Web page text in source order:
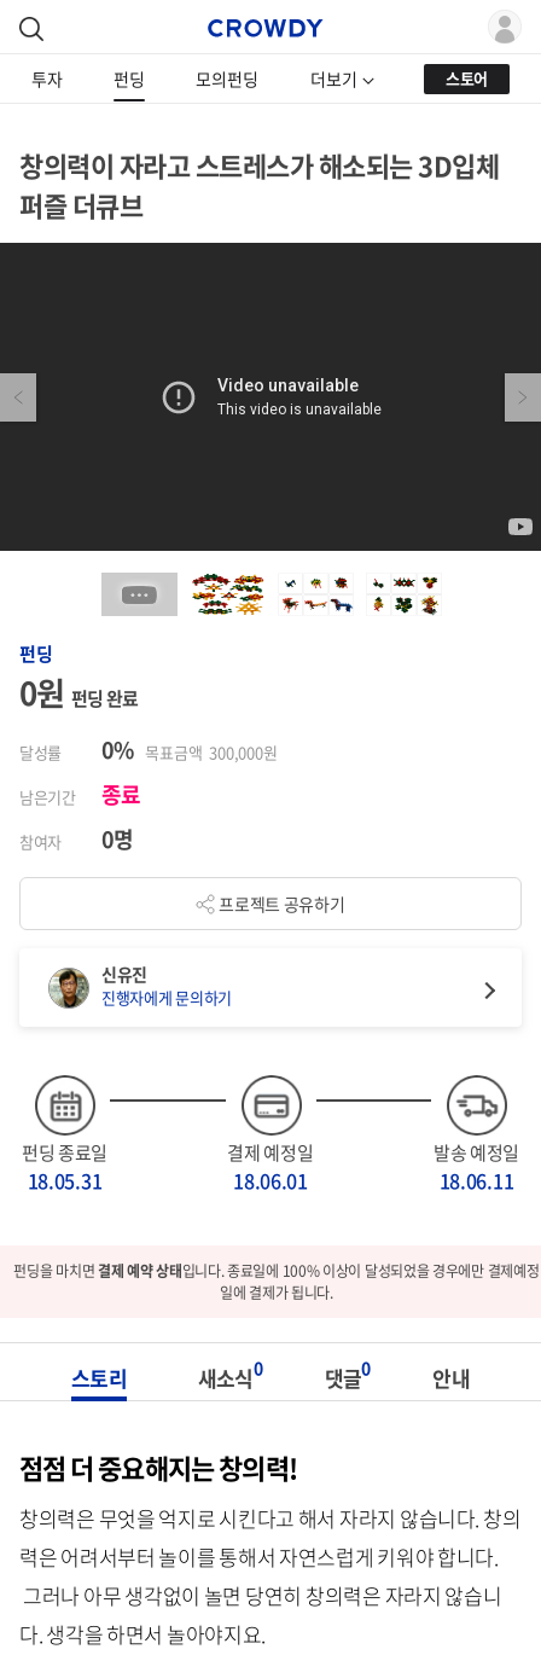
투자 펀딩 모의펀딩 더보기 스토어
창의력이 자라고 스트레스가 해소되는 3D입체
퍼즐 더큐브
Previous Next
펀딩
0원 펀딩 완료
달성률 0% 목표금액 300,000원
남은기간
종료
참여자 0명
프로젝트 공유하기
펀딩 종료일
18.05.31
결제 예정일
18.06.01
발송 예정일
18.06.11
신유진
진행자에게 문의하기
펀딩을 마치면결제 예약 상태입니다. 종료일에 100% 이상이 달성되었을 경우에만 결제예정
일에 결제가 됩니다.
스토리 새소식0 댓글0 안내
점점 더 중요해지는 창의력!
창의력은 무엇을 억지로 시킨다고 해서 자라지 않습니다. 창의
력은 어려서부터 놀이를 통해서 자연스럽게 키워야 합니다.
그러나 아무 생각없이 놀면 당연히 창의력은 자라지 않습니
다. 생각을 하면서 놀아야지요.